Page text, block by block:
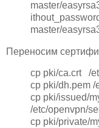
master/
master/
Переносим
cp pki/ca.crt /
cp pki/dh.pem /
cp pki/issued/
/etc/openvpn/
cp pki/private/